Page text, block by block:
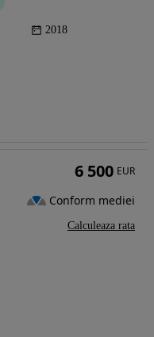
2018
6 500 EUR
Conform mediei
Calculeaza rata